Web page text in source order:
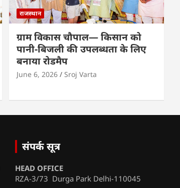
राजस्थान
ग्राम विकास चौपाल— किसान को
पानी-बिजली की उपलब्धता के लिए
बनाया रोडमैप
June 6, 2026 Sroj Varta
संपर्क सूत्र
HEAD OFFICE
RZA-3/73 Durga Park Delhi-110045